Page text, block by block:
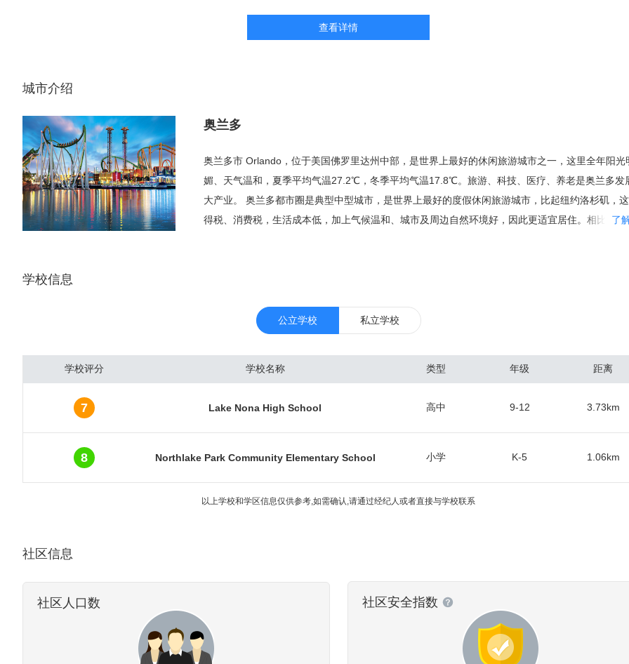
查看详情
城市介绍
奥兰多
奥兰多市 Orlando，位于美国佛罗里达州中部，是世界上最好的休闲旅游城市之一，这里全年阳光
媚、天气温和，夏季平均气温27.2℃，冬季平均气温17.8℃。旅游、科技、医疗、养老是奥兰多发
大产业。 奥兰多都市圈是典型中型城市，是世界上最好的度假休闲旅游城市，比起纽约洛杉矶，
得税、消费税，生活成本低，加上气候温和、城市及周边自然环境好，因此更适宜居住。相比同在
吸引着8000多万游客入境，成就一年52星期不间断的租赁周期。 总体来看，奥兰多作为一个二线
房价并不昂贵。城市圈内最好的房子，集中在奥维耶多（东北）、医疗城（东南）和主题公园区（
南）。这些区域同时也是交易最频繁，涨幅较快的区域。根据当地房产中介协会的数据，佛罗里达
房产受到了海外各国投资人的青睐，人数最多的是加拿大人占到总人数的30%，他们热爱佛州的阳
数近5年快速地增加，已经达到总人数的5.7%。选择的房产多数是独栋别墅和联排别墅，用于出租
报。最新数据显示，奥兰多的房屋中位数挂牌价为17.9万美元，年涨幅2.9%，中位数成交价18.6
元，年涨幅达31.9%。近几年来，很多嗅觉敏锐的华人买家纷纷入场，保守估计生活在奥兰多的华
了
学校信息
公立学校 私立学校
学校评分 学校名称 类型 年级 距离
7 Lake Nona High School 高中 9-12 3.73km
8 Northlake Park Community Elementary School 小学 K-5 1.06km
以上学校和学区信息仅供参考,如需确认,请通过经纪人或者直接与学校联系
社区信息
社区人口数 社区安全指数